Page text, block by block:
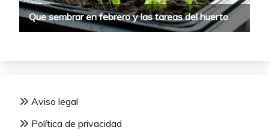
Aviso legal
Política de privacidad